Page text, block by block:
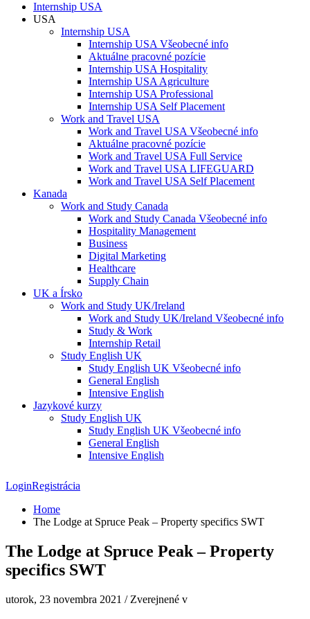
Internship USA
USA
Internship USA
Internship USA Všeobecné info
Aktuálne pracovné pozície
Internship USA Hospitality
Internship USA Agriculture
Internship USA Professional
Internship USA Self Placement
Work and Travel USA
Work and Travel USA Všeobecné info
Aktuálne pracovné pozície
Work and Travel USA Full Service
Work and Travel USA LIFEGUARD
Work and Travel USA Self Placement
Kanada
Work and Study Canada
Work and Study Canada Všeobecné info
Hospitality Management
Business
Digital Marketing
Healthcare
Supply Chain
UK a Írsko
Work and Study UK/Ireland
Work and Study UK/Ireland Všeobecné info
Study & Work
Internship Retail
Study English UK
Study English UK Všeobecné info
General English
Intensive English
Jazykové kurzy
Study English UK
Study English UK Všeobecné info
General English
Intensive English
LoginRegistrácia
Home
The Lodge at Spruce Peak – Property specifics SWT
The Lodge at Spruce Peak – Property
specifics SWT
utorok, 23 novembra 2021 / Zverejnené v